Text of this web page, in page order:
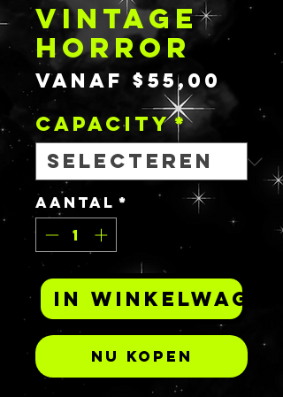
VINTAGE
HORROR
Vanaf $55,00
Capacity*
Aantal *
In winkelwagen
Nu kopen